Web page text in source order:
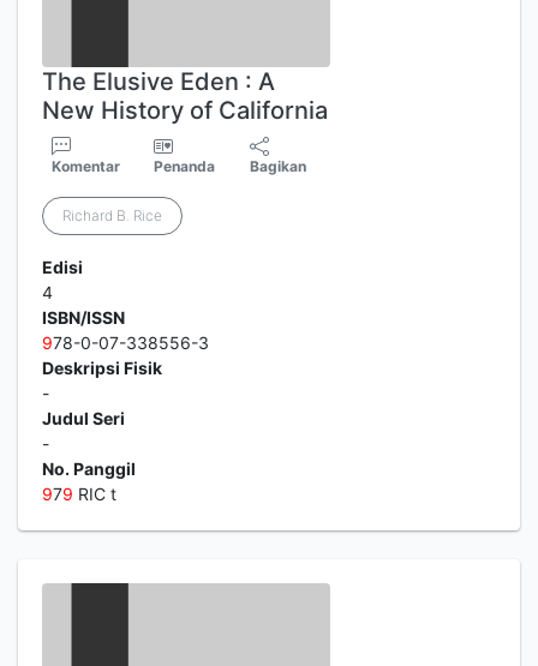
The Elusive Eden : A
New History of California
Komentar Penanda Bagikan
Richard B. Rice
Edisi
4
ISBN/ISSN
978-0-07-338556-3
Deskripsi Fisik
-
Judul Seri
-
No. Panggil
979 RIC t